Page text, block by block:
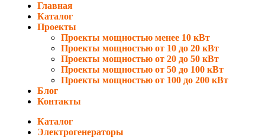
Главная
Каталог
Проекты
Проекты мощностью менее 10 кВт
Проекты мощностью от 10 до 20 кВт
Проекты мощностью от 20 до 50 кВт
Проекты мощностью от 50 до 100 кВт
Проекты мощностью от 100 до 200 кВт
Блог
Контакты
Каталог
Электрогенераторы